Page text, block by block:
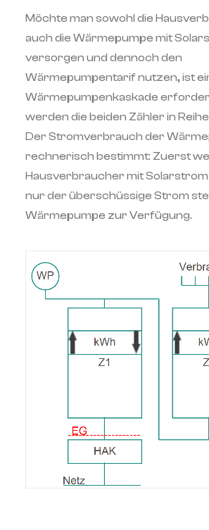
Möchte man sowohl die
auch die Wärmepumpe mit
versorgen und dennoch den
Wärmepumpentarif nutzen, ist
Wärmepumpenkaskade
werden die beiden Zähler in
Der Stromverbrauch der
rechnerisch bestimmt: Zuerst
Hausverbraucher mit
nur der überschüssige Strom
Wärmepumpe zur Verfügung.